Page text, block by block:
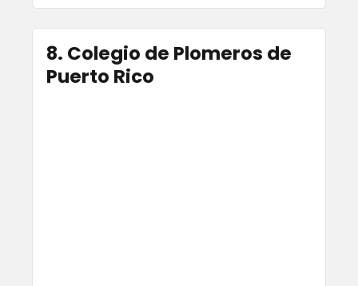
8. Colegio de Plomeros de
Puerto Rico